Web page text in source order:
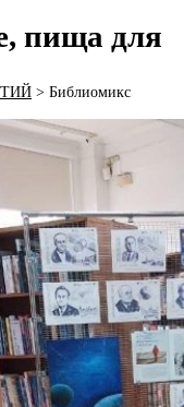
пища для
> Библиомикс